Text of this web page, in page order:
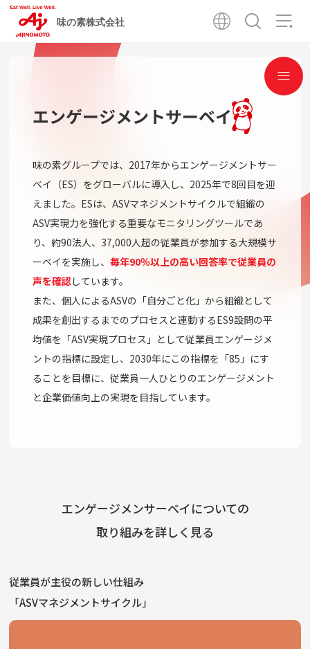
味の素株式会社
エンゲージメントサーベイ
味の素グループでは、2017年からエンゲージメントサー
ベイ（ES）をグローバルに導入し、2025年で8回目を迎
えました。ESは、ASVマネジメントサイクルで組織の
ASV実現力を強化する重要なモニタリングツールであ
り、約90法人、37,000人超の従業員が参加する大規模サ
ーベイを実施し、毎年90％以上の高い回答率で従業員の
声を確認 しています。
また、個人によるASVの「自分ごと化」から組織として
成果を創出するまでのプロセスと連動するES9設問の平
均値を「ASV実現プロセス」として従業員エンゲージメ
ントの指標に設定し、2030年にこの指標を「85」にす
ることを目標に、従業員一人ひとりのエンゲージメント
と企業価値向上の実現を目指しています。
エンゲージメンサーベイについての
取り組みを詳しく見る
従業員が主役の新しい仕組み
「ASVマネジメントサイクル」